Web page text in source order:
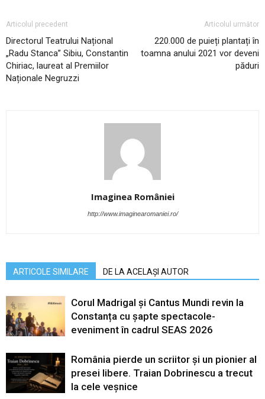
Articolul precedent
Directorul Teatrului Național
„Radu Stanca” Sibiu, Constantin
Chiriac, laureat al Premiilor
Naționale Negruzzi
Articolul următor
220.000 de puieți plantați în
toamna anului 2021 vor deveni
păduri
Imaginea României
http://www.imaginearomaniei.ro/
ARTICOLE SIMILARE DE LA ACELAȘI AUTOR
Corul Madrigal și Cantus Mundi revin la
Constanța cu șapte spectacole-
eveniment în cadrul SEAS 2026
România pierde un scriitor și un pionier al
presei libere. Traian Dobrinescu a trecut
la cele veșnice